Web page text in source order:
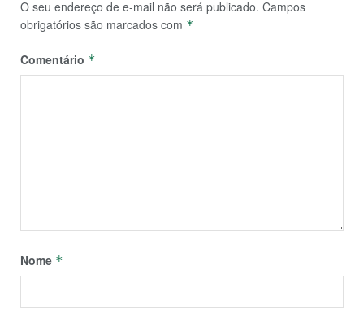
O seu endereço de e-mail não será publicado. Campos
obrigatórios são marcados com *
Comentário *
Nome *